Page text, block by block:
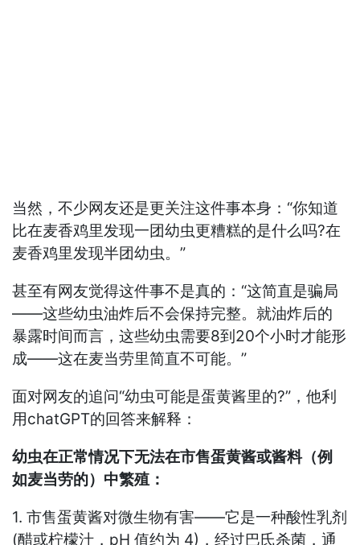
当然，不少网友还是更关注这件事本身：“你知道
比在麦香鸡里发现一团幼虫更糟糕的是什么吗?在
麦香鸡里发现半团幼虫。”
甚至有网友觉得这件事不是真的：“这简直是骗局
——这些幼虫油炸后不会保持完整。就油炸后的
暴露时间而言，这些幼虫需要8到20个小时才能形
成——这在麦当劳里简直不可能。”
面对网友的追问“幼虫可能是蛋黄酱里的?”，他利
用chatGPT的回答来解释：
幼虫在正常情况下无法在市售蛋黄酱或酱料（例
如麦当劳的）中繁殖：
1. 市售蛋黄酱对微生物有害——它是一种酸性乳剂
(醋或柠檬汁，pH 值约为 4)，经过巴氏杀菌，通